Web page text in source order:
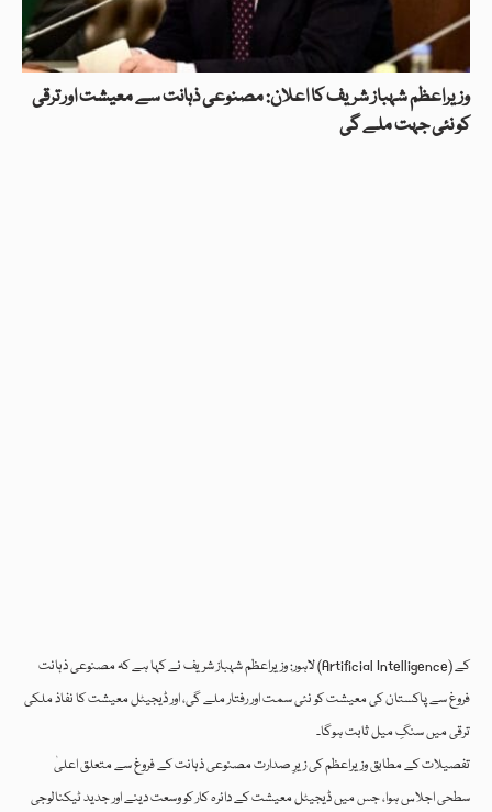
وزیراعظم شہباز شریف کا اعلان: مصنوعی ذہانت سے معیشت اور ترقی
کو نئی جہت ملے گی
لاہور: وزیراعظم شہباز شریف نے کہا ہے کہ مصنوعی ذہانت (Artificial Intelligence) کے
فروغ سے پاکستان کی معیشت کو نئی سمت اور رفتار ملے گی، اور ڈیجیٹل معیشت کا نفاذ ملکی
ترقی میں سنگِ میل ثابت ہوگا۔
تفصیلات کے مطابق وزیراعظم کی زیرِ صدارت مصنوعی ذہانت کے فروغ سے متعلق اعلیٰ
سطحی اجلاس ہوا، جس میں ڈیجیٹل معیشت کے دائرہ کار کو وسعت دینے اور جدید ٹیکنالوجی